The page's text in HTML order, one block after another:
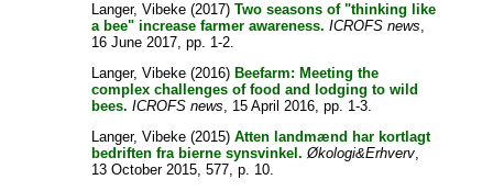
Langer, Vibeke (2017)Two seasons of "thinking like
a bee" increase farmer awareness. ICROFS news,
16 June 2017, pp. 1-2.
Langer, Vibeke (2016) Beefarm: Meeting the
complex challenges of food and lodging to wild
bees. ICROFS news, 15 April 2016, pp. 1-3.
Langer, Vibeke (2015)Atten landmænd har kortlagt
bedriften fra bierne synsvinkel. Økologi&Erhverv,
13 October 2015, 577, p. 10.